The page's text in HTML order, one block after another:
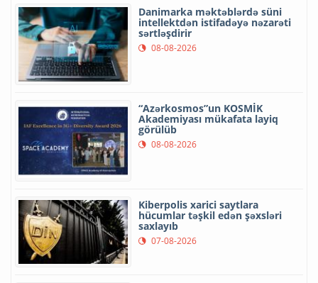
Danimarka məktəblərdə süni
intellektdən istifadəyə nəzarəti
sərtləşdirir
08-08-2026
“Azərkosmos”un KOSMİK
Akademiyası mükafata layiq
görülüb
08-08-2026
Kiberpolis xarici saytlara
hücumlar təşkil edən şəxsləri
saxlayıb
07-08-2026